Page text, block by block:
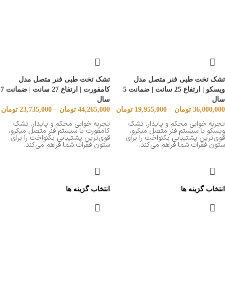
تشک تخت طبی فنر متصل مدل
ویسکو | ارتفاع 25 سانت | ضمانت 5
سال
36,000,000 تومان –
19,955,000 تومان
تجربه خوابی محکم و پایدار. تشک
ویسکو با سیستم فنر متصل میکرو،
قوی‌ترین پشتیبانی یکنواخت را برای
ستون فقرات شما فراهم می‌کند.
انتخاب گزینه ها
تشک تخت طبی فنر متصل مدل
کامفورت | ارتفاع 27 سانت | ضمانت 7
سال
44,265,000 تومان –
23,735,000 تومان
تجربه خوابی محکم و پایدار. تشک
کامفورت با سیستم فنر متصل میکرو،
قوی‌ترین پشتیبانی یکنواخت را برای
ستون فقرات شما فراهم می‌کند.
انتخاب گزینه ها